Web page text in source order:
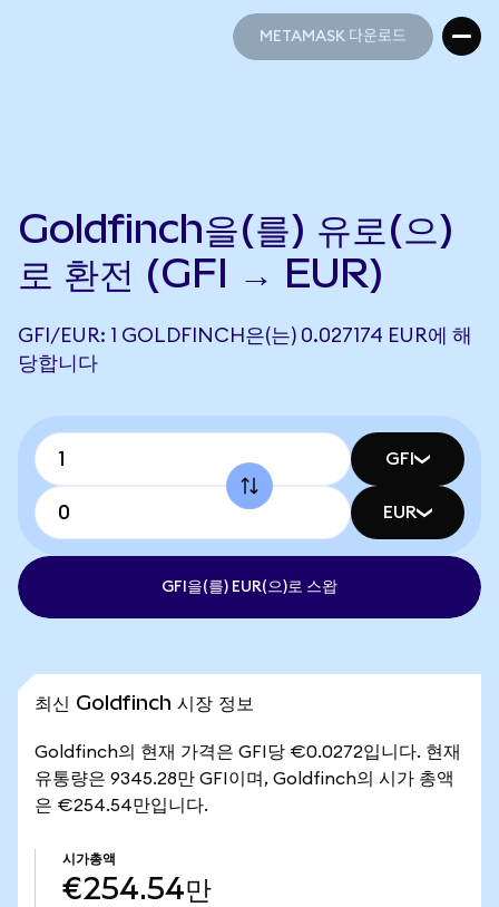
METAMASK 다운로드
Goldfinch을(를) 유로(으)
로 환전 (GFI → EUR)
GFI/EUR: 1 GOLDFINCH은(는) 0.027174 EUR에 해
당합니다
GFI
EUR
GFI을(를) EUR(으)로 스왑
최신 Goldfinch 시장 정보
Goldfinch의 현재 가격은 GFI당 €0.0272입니다. 현재
유통량은 9345.28만 GFI이며, Goldfinch의 시가 총액
은 €254.54만입니다.
시가총액
€254.54만